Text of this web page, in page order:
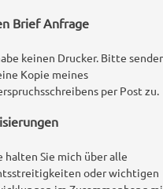
Brief Anfrage
keinen Drucker. Bitte
Kopie meines
per Post zu.
halten Sie mich über alle
oder wichtigen